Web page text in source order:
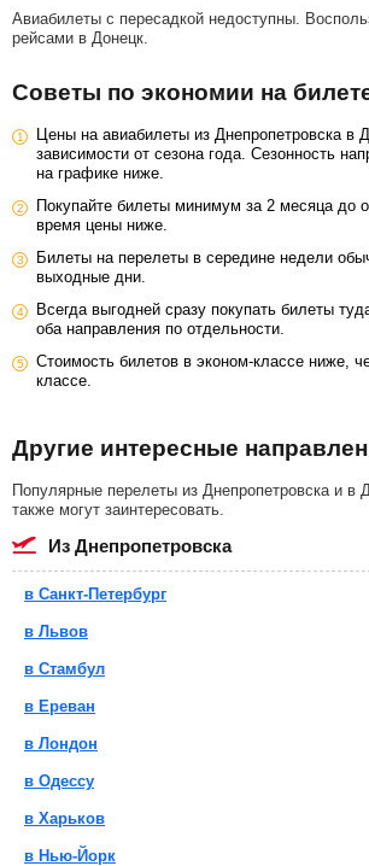
Авиабилеты с пересадкой недоступны.
рейсами в Донецк.
Советы по экономии на
Цены на авиабилеты из Днепропетровска в
зависимости от сезона года. Сезонность
на графике ниже.
Покупайте билеты минимум за 2 месяца до
время цены ниже.
Билеты на перелеты в середине недели
выходные дни.
Всегда выгодней сразу покупать билеты
оба направления по отдельности.
Стоимость билетов в эконом-классе ниже,
классе.
Другие интересные
Популярные перелеты из Днепропетровска и в
также могут заинтересовать.
из Днепропетровска
в Санкт-Петербург
в Львов
в Стамбул
в Ереван
в Лондон
в Одессу
в Харьков
в Нью-Йорк